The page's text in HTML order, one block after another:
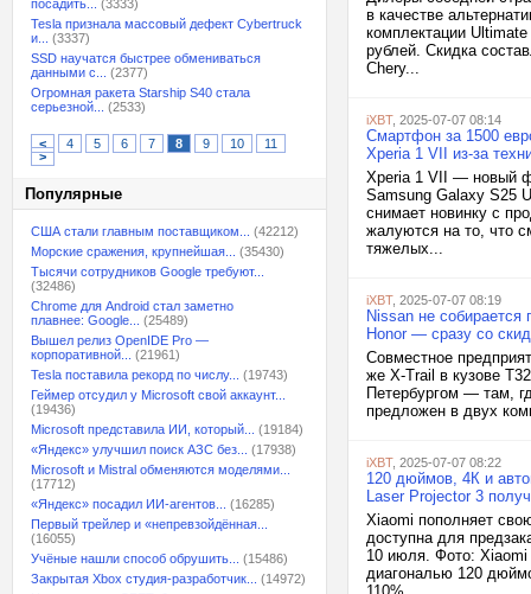
посадить...
(3333)
Tesla признала массовый дефект Cybertruck
и...
(3337)
SSD научатся быстрее обмениваться
данными с...
(2377)
Огромная ракета Starship S40 стала
серьезной...
(2533)
< 4 5 6 7 8 9 10
11
>
Популярные
США стали главным поставщиком...
(42212)
Морские сражения, крупнейшая...
(35430)
Тысячи сотрудников Google требуют...
(32486)
Chrome для Android стал заметно
плавнее: Google...
(25489)
Вышел релиз OpenIDE Pro —
корпоративной...
(21961)
Tesla поставила рекорд по числу...
(19743)
Геймер отсудил у Microsoft свой аккаунт...
(19436)
Microsoft представила ИИ, который...
(19184)
«Яндекс» улучшил поиск АЗС без...
(17938)
Microsoft и Mistral обменяются моделями...
(17712)
«Яндекс» посадил ИИ-агентов...
(16285)
Первый трейлер и «непревзойдённая...
(16055)
Учёные нашли способ обрушить...
(15486)
Закрытая Xbox студия-разработчик...
(14972)
в качестве
комплектации
рублей. Скидка
Chery...
iXBT, 2025-07-07 08:14
Смартфон за 1500
Xperia 1 VII из-за
Xperia 1 VII — новый
Samsung Galaxy S25
снимает новинку с
жалуются на то, что
тяжелых...
iXBT, 2025-07-07 08:19
Nissan не
Honor — сразу со
Совместное
же X-Trail в кузове
Петербургом — там,
предложен в двух
iXBT, 2025-07-07 08:22
120 дюймов, 4К и
Laser Projector 3
Xiaomi пополняет
доступна для
10 июля. Фото: Xiaomi
диагональю 120